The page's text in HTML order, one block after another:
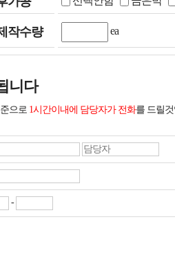
작수량 ea
니다
으로 1시간이내에 담당자가 전화를 드릴
-